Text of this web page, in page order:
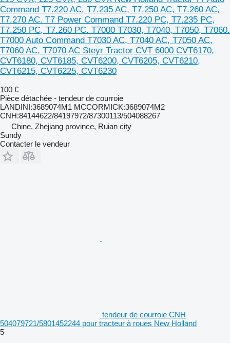
Command T7.220 AC, T7.235 AC, T7.250 AC, T7.260 AC,
T7.270 AC. T7 Power Command T7.220 PC, T7.235 PC,
T7.250 PC, T7.260 PC. T7000 T7030, T7040, T7050, T7060.
T7000 Auto Command T7030 AC, T7040 AC, T7050 AC,
T7060 AC, T7070 AC Steyr Tractor CVT 6000 CVT6170,
CVT6180, CVT6185, CVT6200, CVT6205, CVT6210,
CVT6215, CVT6225, CVT6230
100 €
Pièce détachée - tendeur de courroie
LANDINI:3689074M1 MCCORMICK:3689074M2
CNH:84144622/84197972/87300113/504088267
Chine, Zhejiang province, Ruian city
Sundy
Contacter le vendeur
tendeur de courroie CNH
504079721/5801452244 pour tracteur à roues New Holland
5